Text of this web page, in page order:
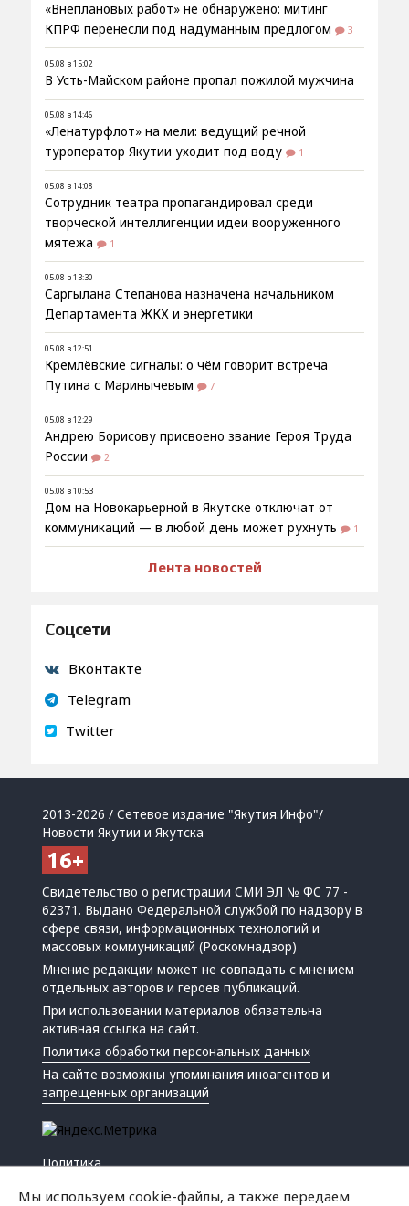
«Внеплановых работ» не обнаружено: митинг
КПРФ перенесли под надуманным предлогом
3
05.08 в 15:02
В Усть-Майском районе пропал пожилой мужчина
05.08 в 14:46
«Ленатурфлот» на мели: ведущий речной
туроператор Якутии уходит под воду
1
05.08 в 14:08
Сотрудник театра пропагандировал среди
творческой интеллигенции идеи вооруженного
мятежа
1
05.08 в 13:30
Саргылана Степанова назначена начальником
Департамента ЖКХ и энергетики
05.08 в 12:51
Кремлёвские сигналы: о чём говорит встреча
Путина с Маринычевым
7
05.08 в 12:29
Андрею Борисову присвоено звание Героя Труда
России
2
05.08 в 10:53
Дом на Новокарьерной в Якутске отключат от
коммуникаций — в любой день может рухнуть
1
Лента новостей
Соцсети
Вконтакте
Telegram
Twitter
2013-2026 / Сетевое издание "Якутия.Инфо"/
Новости Якутии и Якутска
Свидетельство о регистрации СМИ ЭЛ № ФС 77 -
62371. Выдано Федеральной службой по надзору в
сфере связи, информационных технологий и
массовых коммуникаций (Роскомнадзор)
Мнение редакции может не совпадать с мнением
отдельных авторов и героев публикаций.
При использовании материалов обязательна
активная ссылка на сайт.
Политика обработки персональных данных
На сайте возможны упоминанияиноагентов и
запрещенных организаций
Политика
Мы используем cookie-файлы, а также передаем